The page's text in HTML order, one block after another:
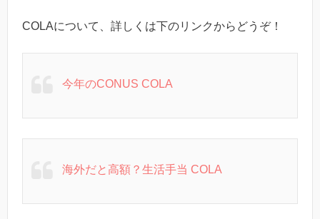
COLAについて、詳しくは下のリンクからどうぞ！
今年のCONUS COLA
海外だと高額？生活手当 COLA